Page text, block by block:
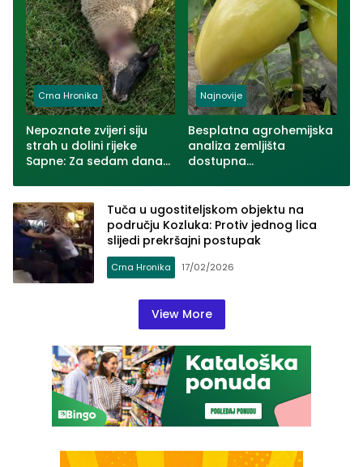
Crna Hronika
Nepoznate zvijeri siju
strah u dolini rijeke
Sapne: Za sedam dana
ovaca u dva zvornička
naselja (VIDEO)
Najnovije
Besplatna agrohemijska
analiza zemljišta
dostupna
Zvorniku
Tuča u ugostiteljskom objektu na
području Kozluka: Protiv jednog lica
slijedi prekršajni postupak
Crna Hronika 17/02/2026
View More